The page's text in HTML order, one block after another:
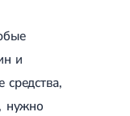
и
нужно